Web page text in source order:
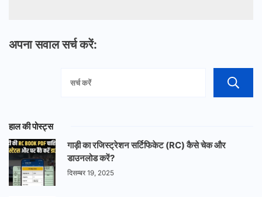
अपना सवाल सर्च करें:
हाल की पोस्ट्स
गाड़ी का रजिस्ट्रेशन सर्टिफिकेट (RC) कैसे चेक और
डाउनलोड करें?
दिसम्बर 19, 2025